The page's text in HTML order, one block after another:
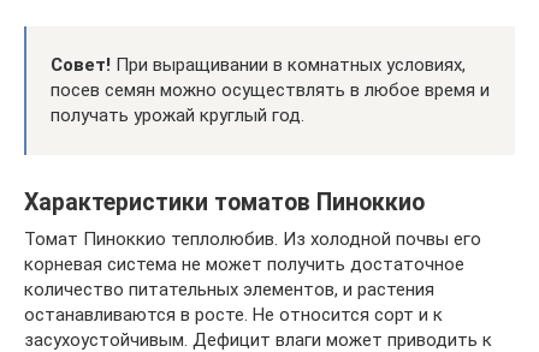
Совет! При выращивании в комнатных условиях,
посев семян можно осуществлять в любое время и
получать урожай круглый год.
Характеристики томатов Пиноккио
Томат Пиноккио теплолюбив. Из холодной почвы его
корневая система не может получить достаточное
количество питательных элементов, и растения
останавливаются в росте. Не относится сорт и к
засухоустойчивым. Дефицит влаги может приводить к